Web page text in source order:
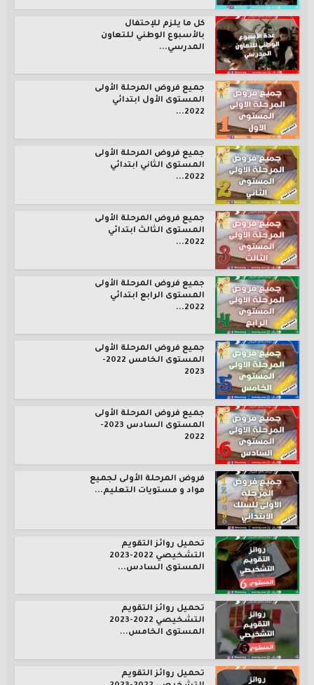
كل ما يلزم للإحتفال
بالأسبوع الوطني للتعاون
المدرسي...
جميع فروض المرحلة الأولى
المستوى الأول ابتدائي
2022...
جميع فروض المرحلة الأولى
المستوى الثاني ابتدائي
2022...
جميع فروض المرحلة الأولى
المستوى الثالث ابتدائي
2022...
جميع فروض المرحلة الأولى
المستوى الرابع ابتدائي
2022...
جميع فروض المرحلة الأولى
المستوى الخامس 2022-
2023
جميع فروض المرحلة الأولى
المستوى السادس 2023-
2022
فروض المرحلة الأولى لجميع
مواد و مستويات التعليم...
تحميل روائز التقويم
التشخيصي 2022-2023
المستوى السادس...
تحميل روائز التقويم
التشخيصي 2022-2023
المستوى الخامس...
تحميل روائز التقويم